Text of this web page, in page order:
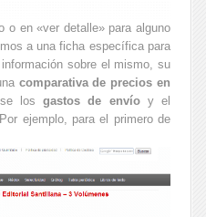
o en «ver detalle» para alguno
a una ficha específica para
sobre el mismo, su
comparativa de precios en
los gastos de envíoy el
ejemplo, para el primero de